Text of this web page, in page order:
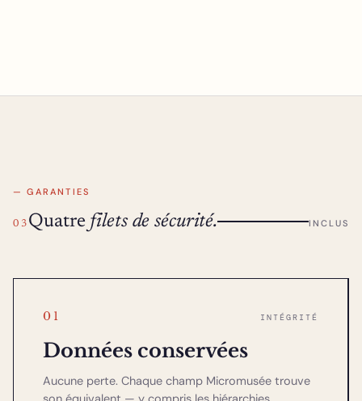
— GARANTIES
03 Quatre filets de sécurité. INCLUS
01 INTÉGRITÉ
Données conservées
Aucune perte. Chaque champ Micromusée trouve